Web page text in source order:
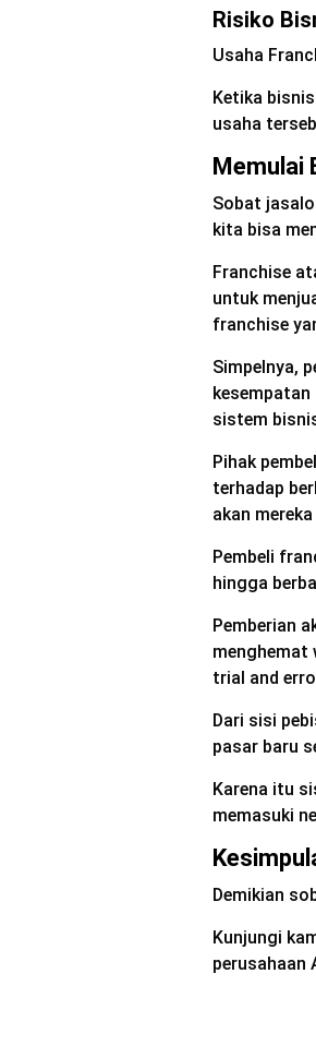
Risiko
Usaha
Ketika
usaha
Memulai
Sobat
kita bisa
Franchise
untuk
franchise
Simpelnya,
kesempatan
sistem
Pihak
terhadap
akan
Pembeli
hingga
Pemberian
menghemat
trial and
Dari sisi
pasar baru
Karena itu
memasuki
Demikian
Kunjungi
perusahaan